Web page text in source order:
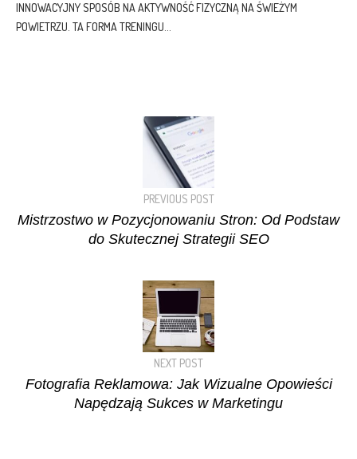
INNOWACYJNY SPOSÓB NA AKTYWNOŚĆ FIZYCZNĄ NA ŚWIEŻYM
POWIETRZU. TA FORMA TRENINGU...
PREVIOUS POST
Mistrzostwo w Pozycjonowaniu Stron: Od Podstaw
do Skutecznej Strategii SEO
NEXT POST
Fotografia Reklamowa: Jak Wizualne Opowieści
Napędzają Sukces w Marketingu